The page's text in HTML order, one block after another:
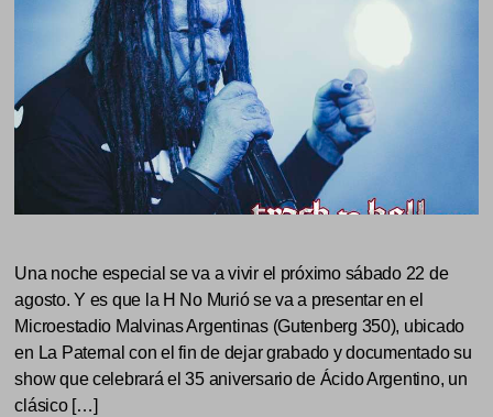
Una noche especial se va a vivir el próximo sábado 22 de
agosto. Y es que la H No Murió se va a presentar en el
Microestadio Malvinas Argentinas (Gutenberg 350), ubicado
en La Paternal con el fin de dejar grabado y documentado su
show que celebrará el 35 aniversario de Ácido Argentino, un
clásico […]